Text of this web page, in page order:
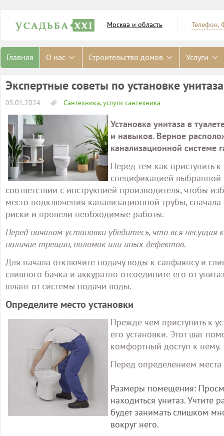
Телефон,
Москва и область
Главная О нас Строительство домов Услуги
Экспертные советы по установке
05.01.2024 Сантехника, услуги сантехника
Установка унитаза в
и навыков. Верное
канализационной системе
Перед тем как приступить
спецификацией выбранной
соответствии с инструкцией производителя, чтобы
место подключения канализационной трубы,
риски и провели необходимые работы.
Перед началом установки убедитесь, что вся
наличие трещин, поломок или иных дефектов.
Для начала отключите подачу воды к санфаянсу и
сливного бачка и аккуратно отсоедините его от
шланг от системы подачи воды.
Определите место установки
Прежде чем приступить к
его установки. Этот шаг
комфортный доступ к нему.
Перед определением места
Размеры помещения:
находиться унитаз. Учтите
будет занимать слишком
вокруг него.